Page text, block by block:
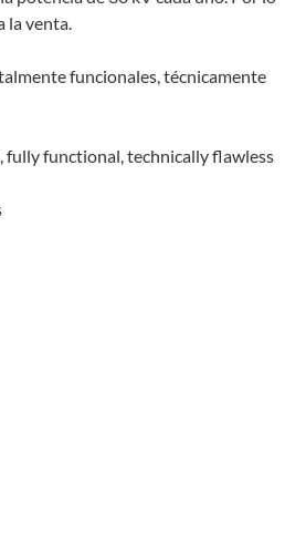
la venta.
funcionales, técnicamente
fully functional, technically flawless